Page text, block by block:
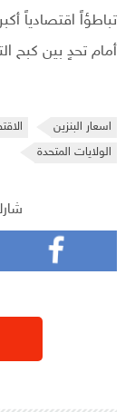
تباطؤاً اقتصادياً
أمام تحدٍ بين كبح
اسعار البنزين
الولايات المتحدة